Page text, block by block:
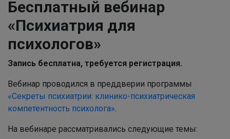
Бесплатный вебинар
«Психиатрия для
психологов»
Запись бесплатна, требуется регистрация.
Вебинар проводился в преддверии программы
«Секреты психиатрии: клинико-психиатрическая
компетентность психолога».
На вебинаре рассматривались следующие темы: